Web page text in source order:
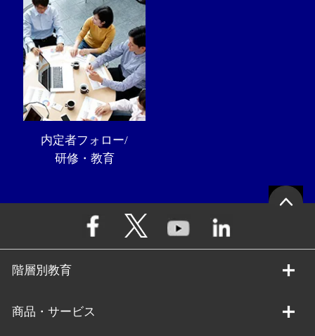
内定者フォロー/
研修・教育
階層別教育
商品・サービス